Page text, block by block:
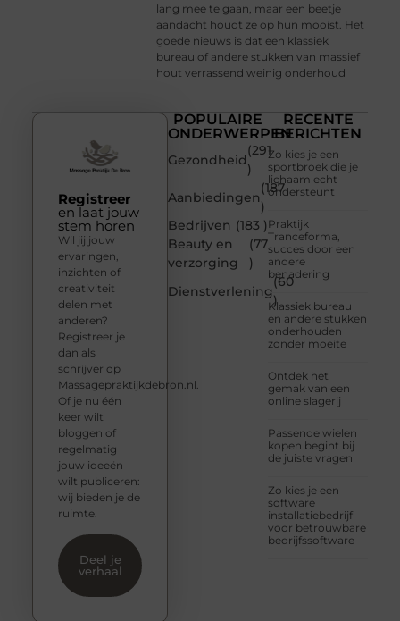
lang mee te gaan, maar een beetje
aandacht houdt ze op hun mooist. Het
goede nieuws is dat een klassiek
bureau of andere stukken van massief
hout verrassend weinig onderhoud
POPULAIRE
ONDERWERPEN
Gezondheid
(291
)
Aanbiedingen
(187
)
Bedrijven (183 )
Beauty en
verzorging
(77
)
Dienstverlening
(60
)
RECENTE
BERICHTEN
Zo kies je een
sportbroek die je
lichaam echt
ondersteunt
Praktijk
Tranceforma,
succes door een
andere
benadering
Klassiek bureau
en andere stukken
onderhouden
zonder moeite
Ontdek het
gemak van een
online slagerij
Passende wielen
kopen begint bij
de juiste vragen
Zo kies je een
software
installatiebedrijf
voor betrouwbare
bedrijfssoftware
Registreer
en laat jouw
stem horen
Wil jij jouw
ervaringen,
inzichten of
creativiteit
delen met
anderen?
Registreer je
dan als
schrijver op
Massagepraktijkdebron.nl.
Of je nu één
keer wilt
bloggen of
regelmatig
jouw ideeën
wilt publiceren:
wij bieden je de
ruimte.
Deel je
verhaal